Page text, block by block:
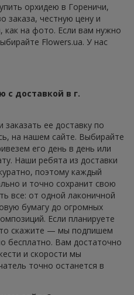
орхидею в Гореничи,
заказа, честную цену и
как на фото. Если вам нужно
Flowers.ua. У нас
с доставкой в г.
ее доставку по
на нашем сайте. Выбирайте
его день в день или
Наши ребята из доставки
поэтому каждый
и точно сохранит свою
все: от одной лаконичной
бумагу до огромных
Если планируете
скажите — мы подпишем
бесплатно. Вам достаточно
и скорости мы
точно останется в